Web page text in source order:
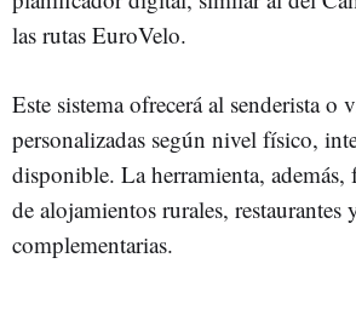
las rutas EuroVelo.
Este sistema ofrecerá al senderista o
personalizadas según nivel físico,
disponible. La herramienta, además,
de alojamientos rurales, restaurantes
complementarias.